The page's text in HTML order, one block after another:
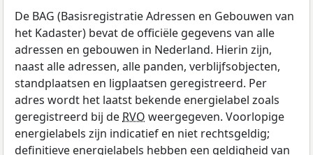
De BAG (Basisregistratie Adressen en Gebouwen van
het Kadaster) bevat de officiële gegevens van alle
adressen en gebouwen in Nederland. Hierin zijn,
naast alle adressen, alle panden, verblijfsobjecten,
standplaatsen en ligplaatsen geregistreerd. Per
adres wordt het laatst bekende energielabel zoals
geregistreerd bij de RVO weergegeven. Voorlopige
energielabels zijn indicatief en niet rechtsgeldig;
definitieve energielabels hebben een geldigheid van